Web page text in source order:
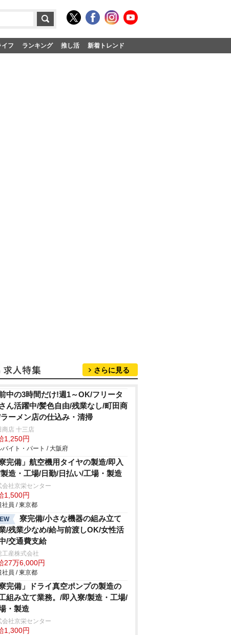
イフ ランキング 推し活 新着トレンド
さらに見る
中の3時間だけ!週1～OK/フリータ
ん活躍中/髪色自由/残業なし/町田商
ラーメン店の仕込み・清掃
商店 十三店
1,250円
バイト・パート / 大阪府
寮完備」航空機用タイヤの製造/即入
造・工場/日勤/日払い/工場・製造
会社京栄センター
1,500円
社員 / 東京都
寮完備/小さな機器の組み立て
/残業少なめ/給与前渡しOK/女性活
/交通費支給
工産株式会社
27万6,000円
社員 / 東京都
寮完備」ドライ真空ポンプの製造の
組み立て業務。/即入寮/製造・工場/
・製造
会社京栄センター
1,300円